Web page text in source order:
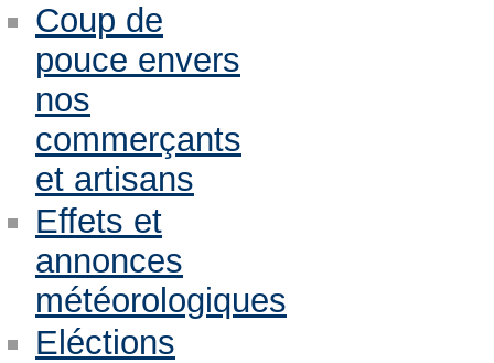
Coup de
pouce envers
nos
commerçants
et artisans
Effets et
annonces
météorologiques
Eléctions